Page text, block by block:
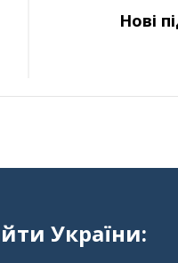
Нові
України: